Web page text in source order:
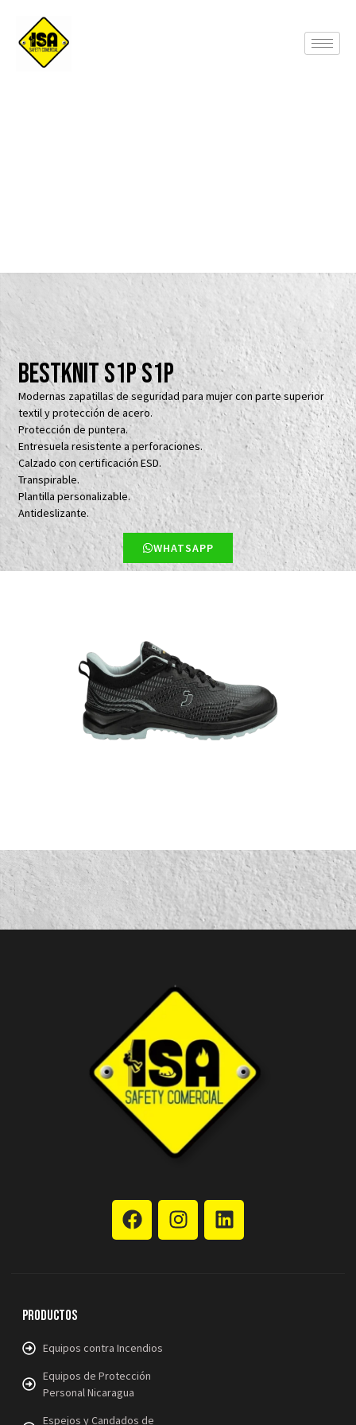
Bestknit S1P S1P
Modernas zapatillas de seguridad para mujer con parte superior
textil y protección de acero.
Protección de puntera.
Entresuela resistente a perforaciones.
Calzado con certificación ESD.
Transpirable.
Plantilla personalizable.
Antideslizante.
WHATSAPP
Productos
Equipos contra Incendios
Equipos de Protección
Personal Nicaragua
Espejos y Candados de